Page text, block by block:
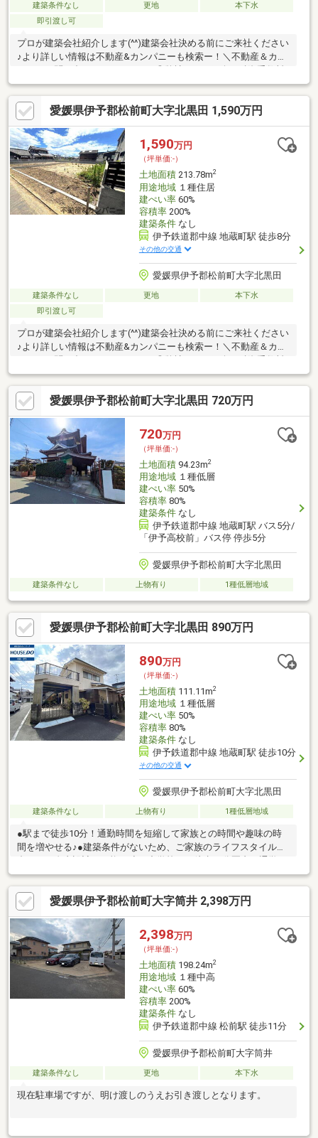
建築条件なし 更地
本下水
即引渡し可
プロが建築会社紹介します(^^)建築会社決める前にご来社ください
♪より詳しい情報は不動産&カンパニーも検索ー！＼不動産＆カン
が半額になる銀行有！◎簡易ホームインスペクションします！◎
追加工事の提案と価格に自信があります！◎金額的に最小限で済
む買い方教えます！◎他社掲載の物件も含んでご案内ツアー可
能！物件を比較できます！◎楽しい！ってよく言われます(^^)/弊
社のHPにも書ききれない情報公開しておりますので、詳しくはそ
ちらもご覧ください
愛媛県伊予郡松前町大字北黒田 1,590万円
1,590万円
（坪単価:-）
土地面積213.78m2
用途地域１種住居
建ぺい率60%
容積率200%
建築条件なし
伊予鉄道郡中線 地蔵町駅 徒歩8分
その他の交通
愛媛県伊予郡松前町大字北黒田
建築条件なし 更地
本下水
即引渡し可
プロが建築会社紹介します(^^)建築会社決める前にご来社ください
♪より詳しい情報は不動産&カンパニーも検索ー！＼不動産＆カン
パニーに問い合わせるメリット／◎弊社からの紹介で融資手数料
が半額になる銀行有！◎簡易ホームインスペクションします！◎
追加工事の提案と価格に自信があります！◎金額的に最小限で済
む買い方教えます！◎他社掲載の物件も含んでご案内ツアー可
能！物件を比較できます！◎楽しい！ってよく言われます(^^)/弊
社のHPにも書ききれない情報公開しておりますので、詳しくはそ
ちらもご覧ください
愛媛県伊予郡松前町大字北黒田 720万円
720万円
（坪単価:-）
土地面積94.23m2
用途地域１種低層
建ぺい率50%
容積率80%
建築条件なし
伊予鉄道郡中線 地蔵町駅 バス5分/
「伊予高校前」バス停 停歩5分
愛媛県伊予郡松前町大字北黒田
建築条件なし 上物有り 1種低層地域
愛媛県伊予郡松前町大字北黒田 890万円
890万円
（坪単価:-）
土地面積111.11m2
用途地域１種低層
建ぺい率50%
容積率80%
建築条件なし
伊予鉄道郡中線 地蔵町駅 徒歩10分
その他の交通
愛媛県伊予郡松前町大字北黒田
建築条件なし 上物有り 1種低層地域
●駅まで徒歩10分！通勤時間を短縮して家族との時間や趣味の時
間を増やせる♪●建築条件がないため、ご家族のライフスタイルに
負担が少なく、子育てにも適した立地♪●無駄のない広さで、効率
的な住まいづくりが可能♪●エミフルMASAKIも日常圏内！休日の
お買い物や映画も家族皆で気軽に楽しめる♪●落ち着いた街並みの
閑静な住宅地で、子育てにも安心の住環境♪
愛媛県伊予郡松前町大字筒井 2,398万円
2,398万円
（坪単価:-）
土地面積198.24m2
用途地域１種中高
建ぺい率60%
容積率200%
建築条件なし
伊予鉄道郡中線 松前駅 徒歩11分
愛媛県伊予郡松前町大字筒井
建築条件なし 更地 本下水
現在駐車場ですが、明け渡しのうえお引き渡しとなります。